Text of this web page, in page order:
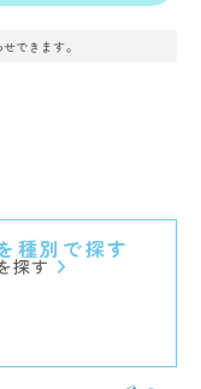
できます。
種別で探す
探す